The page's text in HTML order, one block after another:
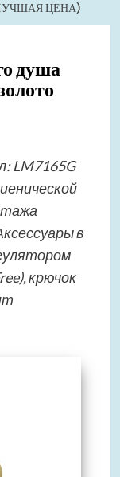
ЦЕНА)
душа
LM7165G
в
крючок